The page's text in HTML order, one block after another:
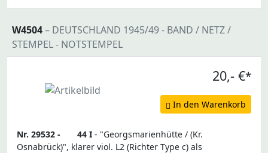
W4504– DEUTSCHLAND 1945/49 - BAND / NETZ /
STEMPEL - NOTSTEMPEL
20,- €*
In den Warenkorb
Nr. 29532 - 44 I - "Georgsmarienhütte / (Kr.
Osnabrück)", klarer viol. L2 (Richter Type c) als